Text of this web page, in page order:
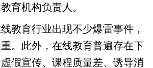
育机构负责人。
育行业出现不少爆雷事件，
。此外，在线教育普遍存在下
假宣传、课程质量差、诱导消